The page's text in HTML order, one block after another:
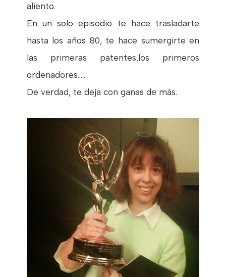
aliento.
En un solo episodio te hace trasladarte
hasta los años 80, te hace sumergirte en
las primeras patentes,los primeros
ordenadores.....
De verdad, te deja con ganas de más.